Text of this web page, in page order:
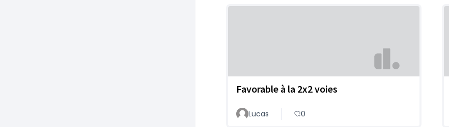
Favorable à la 2x2 voies
Lucas 0